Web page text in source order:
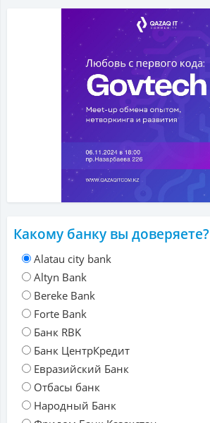
Какому банку вы доверяете?
Alatau city bank
Altyn Bank
Bereke Bank
Forte Bank
Банк RBK
Банк ЦентрКредит
Евразийский Банк
Отбасы банк
Народный Банк